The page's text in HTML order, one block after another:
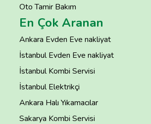
Oto Tamir Bakım
En Çok Aranan
Ankara Evden Eve nakliyat
İstanbul Evden Eve nakliyat
İstanbul Kombi Servisi
İstanbul Elektrikçi
Ankara Halı Yıkamacılar
Sakarya Kombi Servisi